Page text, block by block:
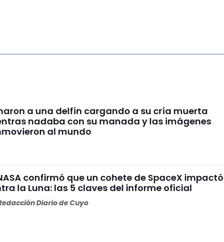
a una delfín cargando a su cría muerta
nadaba con su manada y las imágenes
al mundo
confirmó que un cohete de SpaceX impactó
la Luna: las 5 claves del informe oficial
Diario de Cuyo